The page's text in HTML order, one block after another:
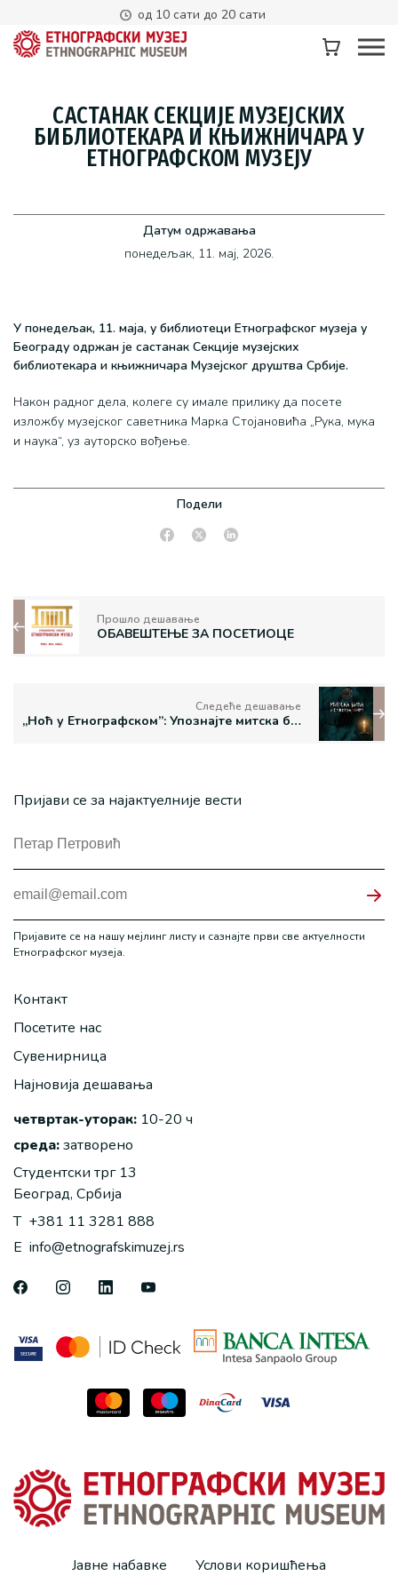
од 10 сати до 20 сати
САСТАНАК СЕКЦИЈЕ МУЗЕЈСКИХ
БИБЛИОТЕКАРА И КЊИЖНИЧАРА У
ЕТНОГРАФСКОМ МУЗЕЈУ
Датум одржавања
понедељак, 11. мај, 2026.
У понедељак, 11. маја, у библиотеци Етнографског музеја у
Београду одржан је састанак Секције музејских
библиотекара и књижничара Музејског друштва Србије.
Након радног дела, колеге су имале прилику да посете
изложбу музејског саветника Марка Стојановића „Рука, мука
и наука“, уз ауторско вођење.
Подели
Прошло дешавање
ОБАВЕШТЕЊЕ ЗА ПОСЕТИОЦЕ
Следеће дешавање
„Ноћ у Етнографском”: Упознајте митска бића
Пријави се за најактуелније вести
Пријавите се на нашу мејлинг листу и сазнајте први све актуелности
Етнографског музеја.
Контакт
Посетите нас
Сувенирница
Најновија дешавања
четвртак-уторак: 10-20 ч
среда:затворено
Студентски трг 13
Београд, Србија
T +381 11 3281 888
E info@etnografskimuzej.rs
Јавне набавке Услови коришћења